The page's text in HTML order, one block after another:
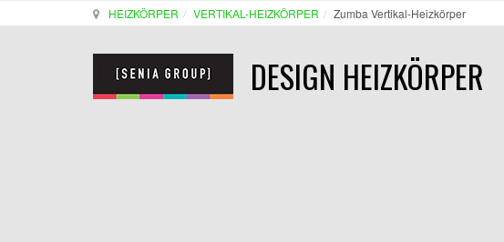
HEIZKÖRPER VERTIKAL-HEIZKÖRPER Zumba Vertikal-Heizkörper
DESIGN HEIZKÖRPER